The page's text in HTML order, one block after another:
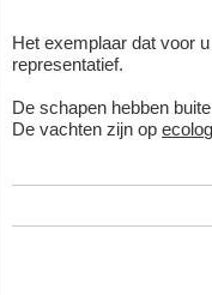
Het exemplaar dat voor
representatief.
De schapen hebben
De vachten zijn op